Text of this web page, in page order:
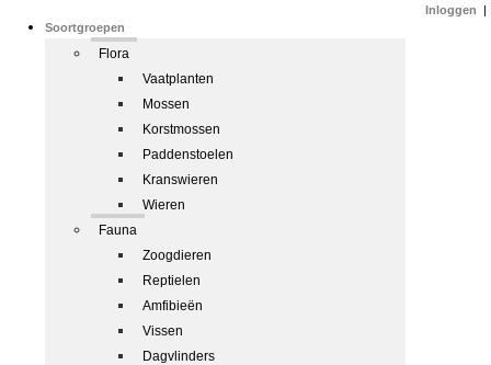
Soortgroepen
Flora
Vaatplanten
Mossen
Korstmossen
Paddenstoelen
Kranswieren
Wieren
Fauna
Zoogdieren
Reptielen
Amfibieën
Vissen
Dagvlinders
Inloggen |